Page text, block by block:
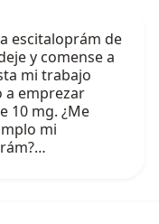
escitaloprám de
y comense a
mi trabajo
a emprezar
10 mg. ¿Me
mi